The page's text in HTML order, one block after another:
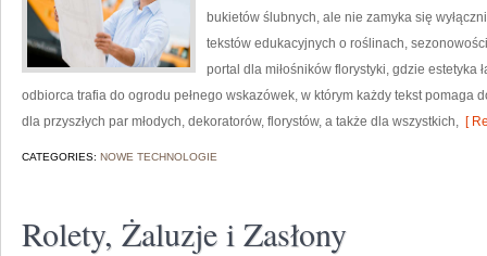
bukietów ślubnych, ale nie zamyka się
tekstów edukacyjnych o roślinach,
portal dla miłośników florystyki, gdzie estetyka
odbiorca trafia do ogrodu pełnego wskazówek, w którym każdy tekst
dla przyszłych par młodych, dekoratorów, florystów, a także dla wszystkich, [
CATEGORIES: NOWE TECHNOLOGIE
Rolety, Żaluzje i Zasłony